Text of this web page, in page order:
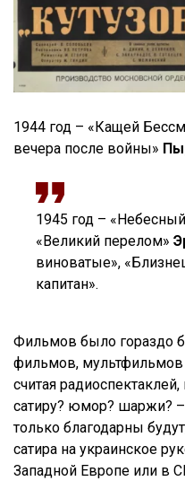
1944 год – «Кащей
вечера после войны»
1945 год –
«Великий перелом»
виноватые»,
капитан».
Фильмов было гораздо
фильмов,
считая
сатиру? юмор? шаржи?
только благодарны
сатира на украинское
Западной Европе или в